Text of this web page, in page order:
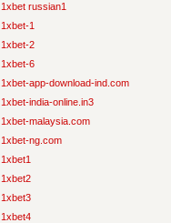
1xbet russian1
1xbet-1
1xbet-2
1xbet-6
1xbet-app-download-ind.com
1xbet-india-online.in3
1xbet-malaysia.com
1xbet-ng.com
1xbet1
1xbet2
1xbet3
1xbet4